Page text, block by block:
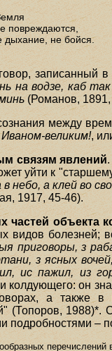
повреждаются,
дыхание, не бойся.
записанный
на водзе, каб
(Романов,
между
великим!,
связям явлений
уйти к
небо, а клей во
1917, 45-46).
частей объекта
видов болезней;
приговоры, з
з ясных
ис пажил, из
колдующего: он
а также в
(Топоров, 1988)*.
подробностями –
перечислений